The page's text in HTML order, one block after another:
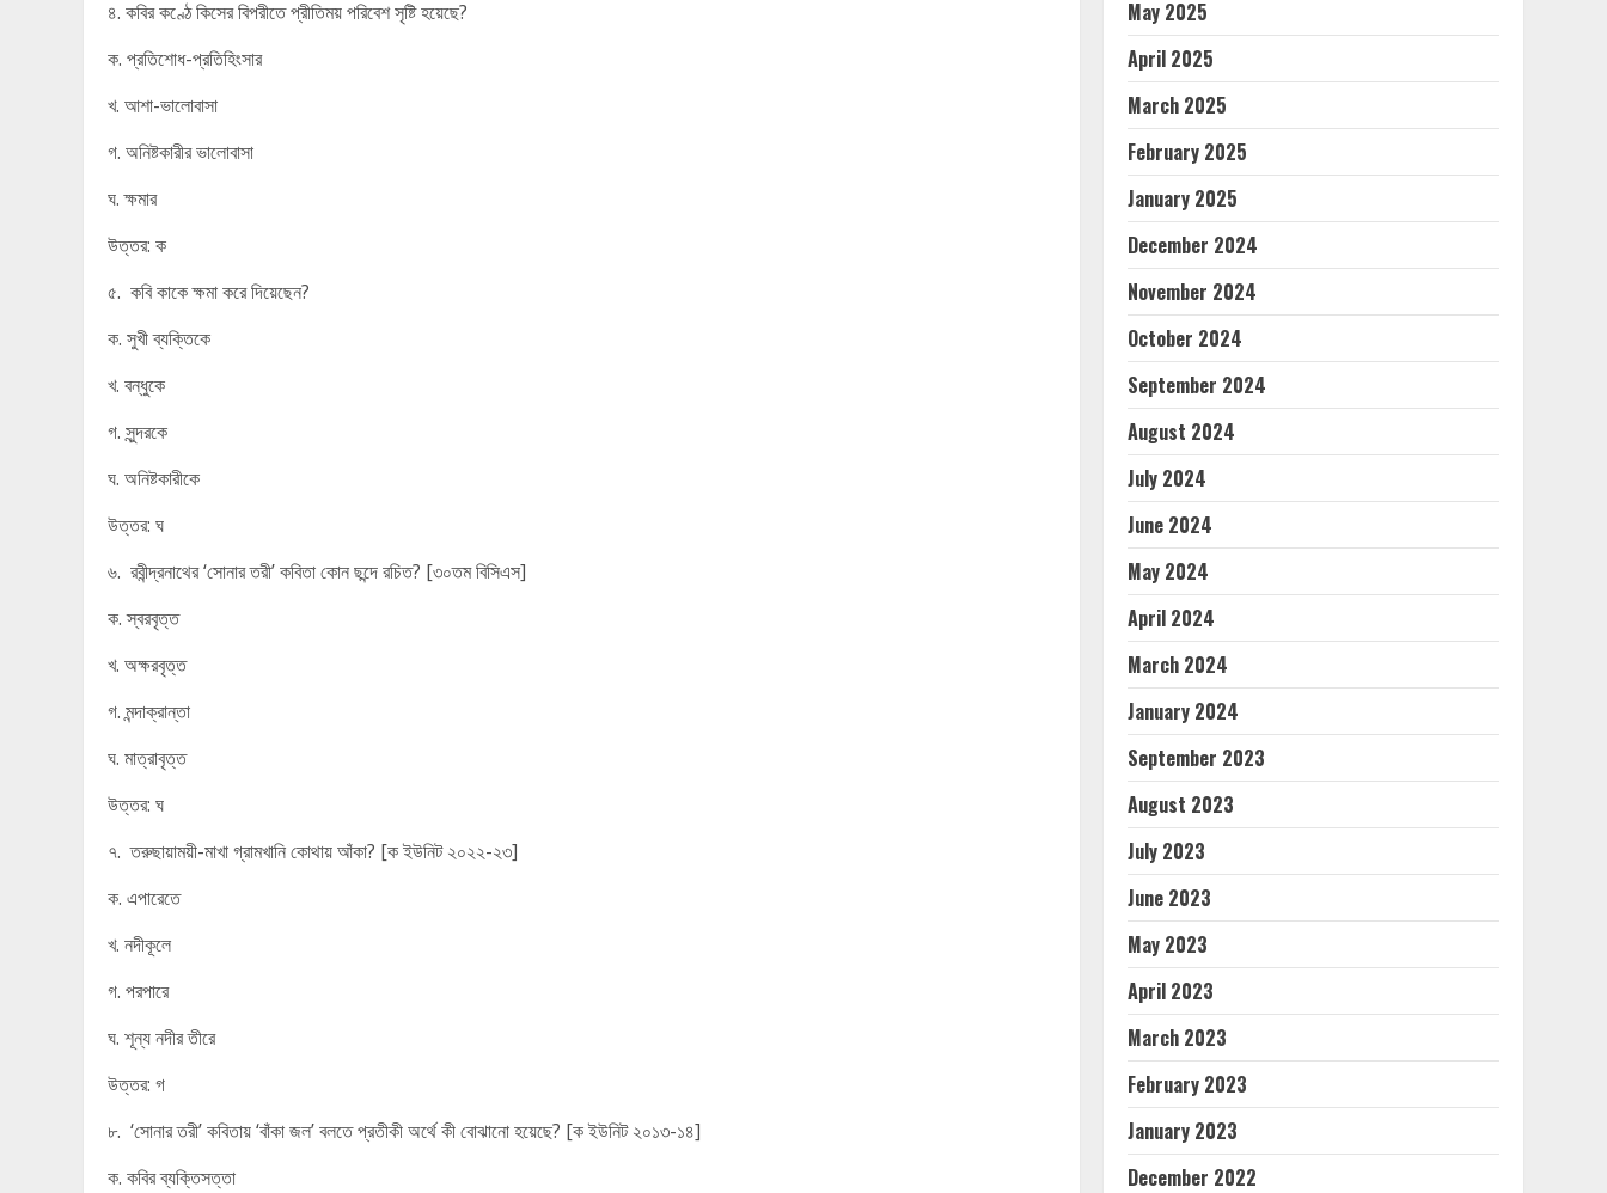
৪. কবির কণ্ঠে কিসের বিপরীতে প্রীতিময় পরিবেশ সৃষ্টি হয়েছে?
ক. প্রতিশোধ-প্রতিহিংসার
খ. আশা-ভালোবাসা
গ. অনিষ্টকারীর ভালোবাসা
ঘ. ক্ষমার
উত্তর: ক
৫. কবি কাকে ক্ষমা করে দিয়েছেন?
ক. সুখী ব্যক্তিকে
খ. বন্ধুকে
গ. সুন্দরকে
ঘ. অনিষ্টকারীকে
উত্তর: ঘ
৬. রবীন্দ্রনাথের ‘সোনার তরী’ কবিতা কোন ছন্দে রচিত? [৩০তম বিসিএস]
ক. স্বরবৃত্ত
খ. অক্ষরবৃত্ত
গ. মন্দাক্রান্তা
ঘ. মাত্রাবৃত্ত
উত্তর: ঘ
৭. তরুছায়াময়ী-মাখা গ্রামখানি কোথায় আঁকা? [ক ইউনিট ২০২২-২৩]
ক. এপারেতে
খ. নদীকূলে
গ. পরপারে
ঘ. শূন্য নদীর তীরে
উত্তর: গ
৮. ‘সোনার তরী’ কবিতায় ‘বাঁকা জল’ বলতে প্রতীকী অর্থে কী বোঝানো হয়েছে? [ক ইউনিট ২০১৩-১৪]
ক. কবির ব্যক্তিসত্তা
May 2025
April 2025
March 2025
February 2025
January 2025
December 2024
November 2024
October 2024
September 2024
August 2024
July 2024
June 2024
May 2024
April 2024
March 2024
January 2024
September 2023
August 2023
July 2023
June 2023
May 2023
April 2023
March 2023
February 2023
January 2023
December 2022